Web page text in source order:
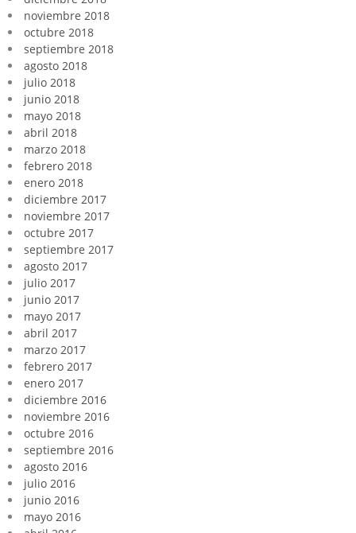
noviembre 2018
octubre 2018
septiembre 2018
agosto 2018
julio 2018
junio 2018
mayo 2018
abril 2018
marzo 2018
febrero 2018
enero 2018
diciembre 2017
noviembre 2017
octubre 2017
septiembre 2017
agosto 2017
julio 2017
junio 2017
mayo 2017
abril 2017
marzo 2017
febrero 2017
enero 2017
diciembre 2016
noviembre 2016
octubre 2016
septiembre 2016
agosto 2016
julio 2016
junio 2016
mayo 2016